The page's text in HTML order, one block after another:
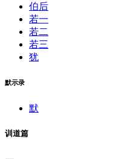
伯后
若一
若二
若三
犹
默示录
默
训道篇